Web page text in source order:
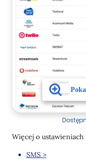
Więcej o ustawieniach
SMS >